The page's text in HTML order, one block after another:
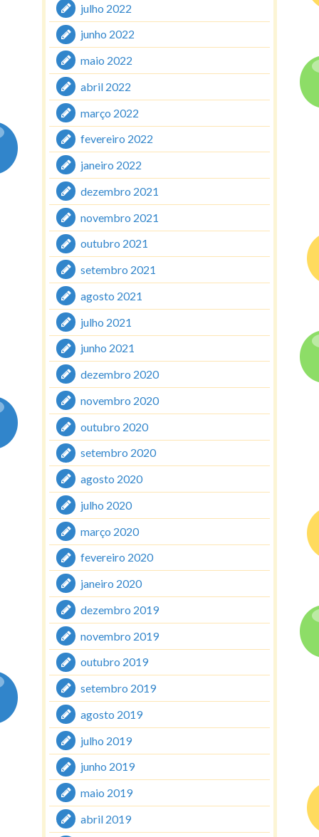
julho 2022
junho 2022
maio 2022
abril 2022
março 2022
fevereiro 2022
janeiro 2022
dezembro 2021
novembro 2021
outubro 2021
setembro 2021
agosto 2021
julho 2021
junho 2021
dezembro 2020
novembro 2020
outubro 2020
setembro 2020
agosto 2020
julho 2020
março 2020
fevereiro 2020
janeiro 2020
dezembro 2019
novembro 2019
outubro 2019
setembro 2019
agosto 2019
julho 2019
junho 2019
maio 2019
abril 2019